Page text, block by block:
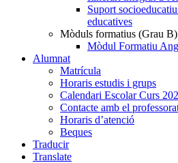
Suport
educatives
Mòduls formatius (Grau B)
Mòdul Formatiu
Alumnat
Matrícula
Horaris estudis i grups
Calendari Escolar Curs
Contacte amb el
Horaris d’atenció
Beques
Traducir
Translate